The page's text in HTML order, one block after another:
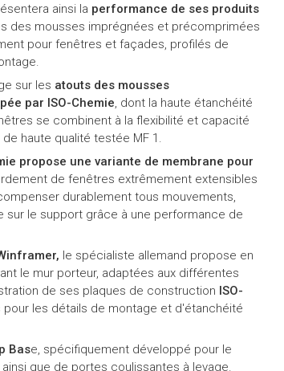
ainsi la performance de ses produits
des mousses imprégnées et précomprimées
pour fenêtres et façades, profilés de
sur les atouts des mousses
par ISO-Chemie, dont la haute étanchéité
se combinent à la flexibilité et capacité
haute qualité testée MF 1.
propose une variante de membrane pour
de fenêtres extrêmement extensibles
durablement tous mouvements,
sur le support grâce à une performance de
le spécialiste allemand propose en
le mur porteur, adaptées aux différentes
de ses plaques de construction ISO-
les détails de montage et d'étanchéité
Base, spécifiquement développé pour le
que de portes coulissantes à levage.